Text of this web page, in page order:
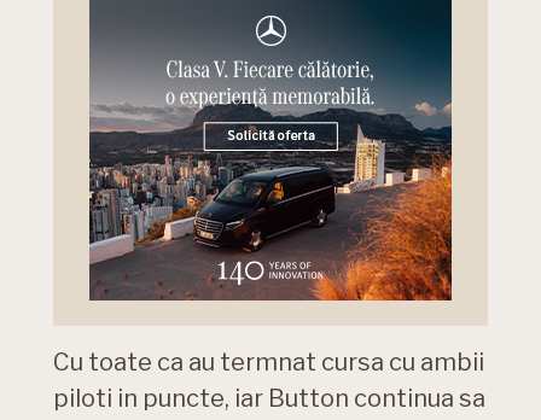
Cu toate ca au termnat cursa cu ambii
piloti in puncte, iar Button continua sa